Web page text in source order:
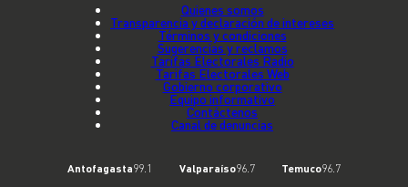
Quienes somos
Transparencia y declaración de intereses
Términos y condiciones
Sugerencias y reclamos
Tarifas Electorales Radio
Tarifas Electorales Web
Gobierno corporativo
Equipo informativo
Contáctenos
Canal de denuncias
Antofagasta99.1 Valparaíso96.7 Temuco96.7